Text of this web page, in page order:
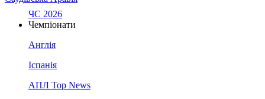
ЧС 2026
Чемпіонати
Англія
Іспанія
АПЛ Top News